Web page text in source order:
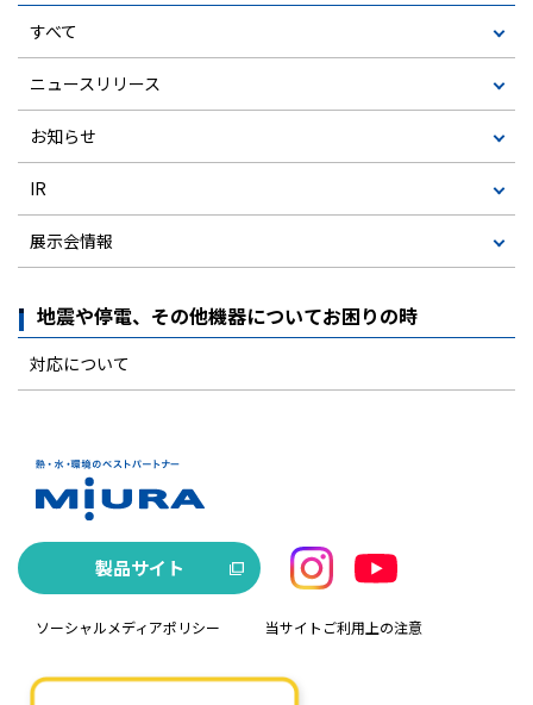
すべて
ニュースリリース
お知らせ
IR
展示会情報
地震や停電、その他機器についてお困りの時
対応について
製品サイト
ソーシャルメディアポリシー 当サイトご利用上の注意